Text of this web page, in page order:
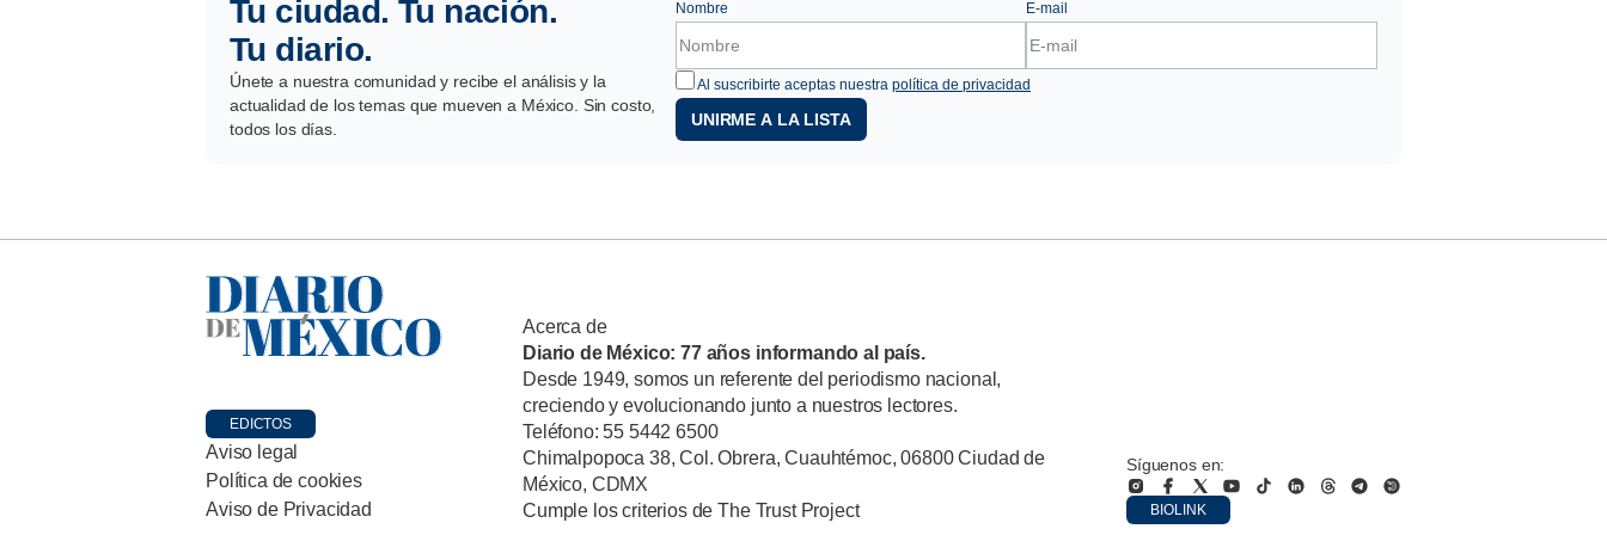
Tu ciudad. Tu nación.
Tu diario.
Únete a nuestra comunidad y recibe el análisis y la
actualidad de los temas que mueven a México. Sin costo,
todos los días.
Nombre E-mail
Al suscribirte aceptas nuestra política de privacidad
UNIRME A LA LISTA
EDICTOS
Aviso legal
Política de cookies
Aviso de Privacidad
Acerca de
Diario de México: 77 años informando al país.
Desde 1949, somos un referente del periodismo nacional,
creciendo y evolucionando junto a nuestros lectores.
Teléfono: 55 5442 6500
Chimalpopoca 38, Col. Obrera, Cuauhtémoc, 06800 Ciudad de
México, CDMX
Cumple los criterios de The Trust Project
Síguenos en:
BIOLINK